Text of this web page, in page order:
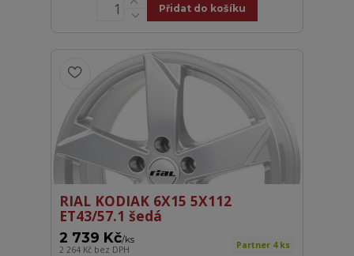
Přidat do košíku
RIAL KODIAK 6X15 5X112
ET43/57.1 šedá
2 739 Kč/ks
2 264 Kč bez DPH Partner 4 ks